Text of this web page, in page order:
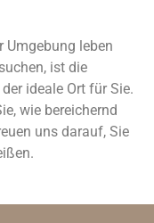
Umgebung leben
ist die
ideale Ort für Sie.
wie bereichernd
uns darauf, Sie